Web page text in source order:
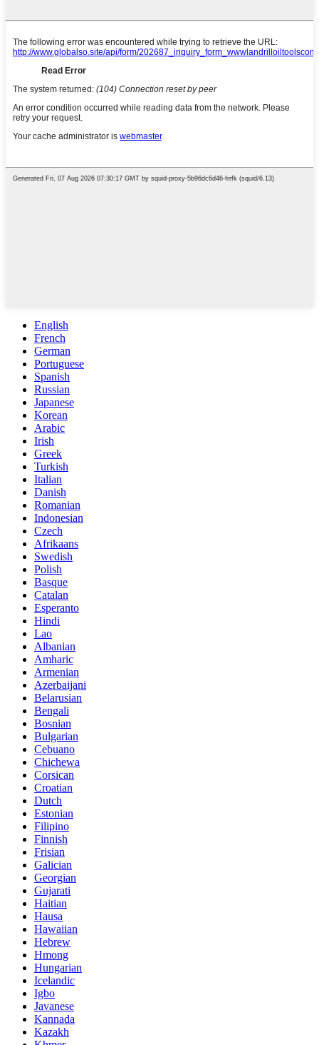
English
French
German
Portuguese
Spanish
Russian
Japanese
Korean
Arabic
Irish
Greek
Turkish
Italian
Danish
Romanian
Indonesian
Czech
Afrikaans
Swedish
Polish
Basque
Catalan
Esperanto
Hindi
Lao
Albanian
Amharic
Armenian
Azerbaijani
Belarusian
Bengali
Bosnian
Bulgarian
Cebuano
Chichewa
Corsican
Croatian
Dutch
Estonian
Filipino
Finnish
Frisian
Galician
Georgian
Gujarati
Haitian
Hausa
Hawaiian
Hebrew
Hmong
Hungarian
Icelandic
Igbo
Javanese
Kannada
Kazakh